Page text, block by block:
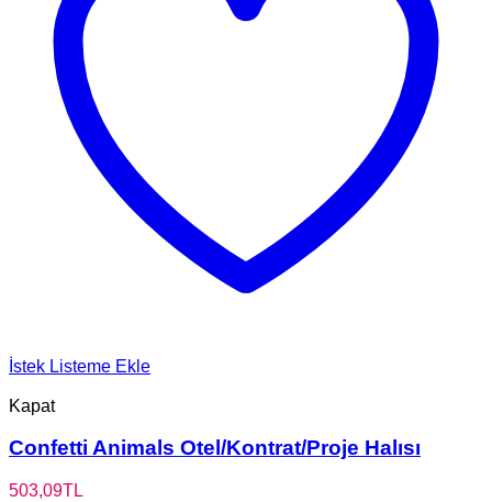
İstek Listeme Ekle
Kapat
Confetti Animals Otel/Kontrat/Proje Halısı
503,09TL